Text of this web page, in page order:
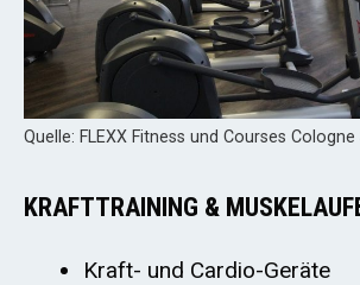
Quelle: FLEXX Fitness und Courses Cologne
KRAFTTRAINING &
Kraft- und Cardio-Geräte